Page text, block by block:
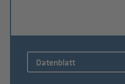
Datenblatt